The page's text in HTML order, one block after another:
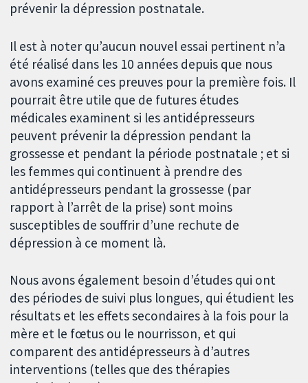
prévenir la dépression postnatale.
Il est à noter qu’aucun nouvel essai pertinent n’a
été réalisé dans les 10 années depuis que nous
avons examiné ces preuves pour la première fois. Il
pourrait être utile que de futures études
médicales examinent si les antidépresseurs
peuvent prévenir la dépression pendant la
grossesse et pendant la période postnatale ; et si
les femmes qui continuent à prendre des
antidépresseurs pendant la grossesse (par
rapport à l’arrêt de la prise) sont moins
susceptibles de souffrir d’une rechute de
dépression à ce moment là.
Nous avons également besoin d’études qui ont
des périodes de suivi plus longues, qui étudient les
résultats et les effets secondaires à la fois pour la
mère et le fœtus ou le nourrisson, et qui
comparent des antidépresseurs à d’autres
interventions (telles que des thérapies